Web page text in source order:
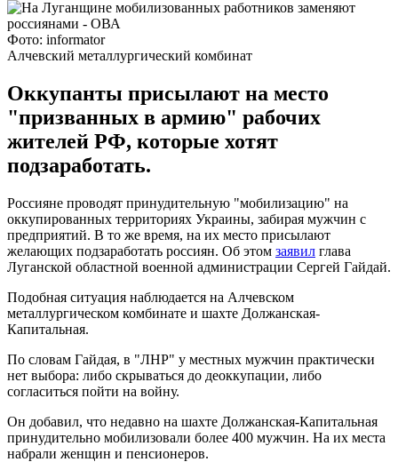
Фото: informator
Алчевский металлургический комбинат
Оккупанты присылают на место
"призванных в армию" рабочих
жителей РФ, которые хотят
подзаработать.
Россияне проводят принудительную "мобилизацию" на
оккупированных территориях Украины, забирая мужчин с
предприятий. В то же время, на их место присылают
желающих подзаработать россиян. Об этом заявил глава
Луганской областной военной администрации Сергей Гайдай.
Подобная ситуация наблюдается на Алчевском
металлургическом комбинате и шахте Должанская-
Капитальная.
По словам Гайдая, в "ЛНР" у местных мужчин практически
нет выбора: либо скрываться до деоккупации, либо
согласиться пойти на войну.
Он добавил, что недавно на шахте Должанская-Капитальная
принудительно мобилизовали более 400 мужчин. На их места
набрали женщин и пенсионеров.